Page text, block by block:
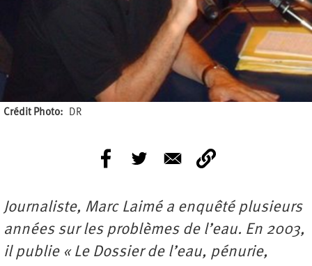
Crédit Photo DR
Journaliste, Marc Laimé a enquêté plusieurs
années sur les problèmes de l’eau. En 2003,
il publie « Le Dossier de l’eau, pénurie,